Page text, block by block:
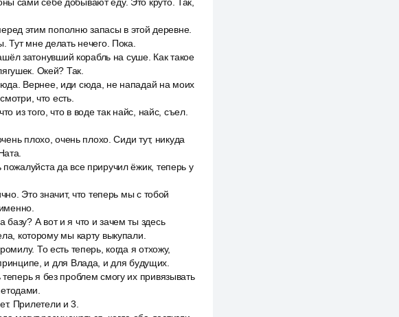
этим пополню запасы в этой деревне.
Тут мне делать нечего. Пока.
затонувший корабль на суше. Как такое
Окей? Так.
Вернее, иди сюда, не нападай на моих
что есть.
из того, что в воде так найс, найс, съел.
плохо, очень плохо. Сиди тут, никуда
да все приручил ёжик, теперь у
Это значит, что теперь мы с тобой
А вот и я что и зачем ты здесь
которому мы карту выкупали.
То есть теперь, когда я отхожу,
и для Влада, и для будущих.
я без проблем смогу их привязывать
Прилетели и 3.